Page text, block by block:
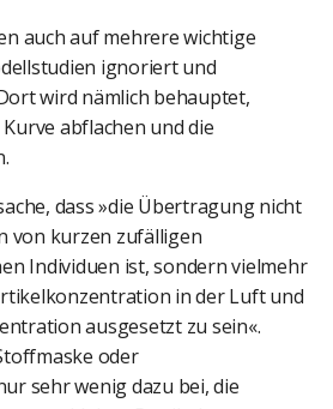
auch auf mehrere wichtige
ignoriert und
wird nämlich behauptet,
abflachen und die
dass »die Übertragung nicht
von kurzen zufälligen
Individuen ist, sondern vielmehr
in der Luft und
ausgesetzt zu sein«.
oder
sehr wenig dazu bei, die